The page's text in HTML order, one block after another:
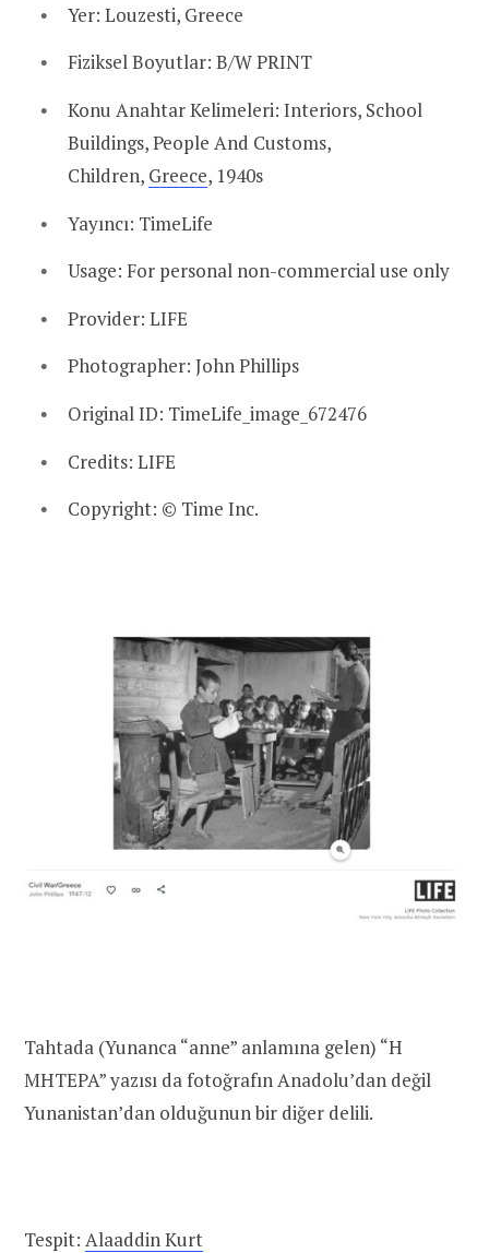
Yer: Louzesti, Greece
Fiziksel Boyutlar: B/W PRINT
Konu Anahtar Kelimeleri: Interiors, School
Buildings, People And Customs,
Children, Greece, 1940s
Yayıncı: TimeLife
Usage: For personal non-commercial use only
Provider: LIFE
Photographer: John Phillips
Original ID: TimeLife_image_672476
Credits: LIFE
Copyright: © Time Inc.
Tahtada (Yunanca “anne” anlamına gelen) “H
MHTEPA” yazısı da fotoğrafın Anadolu’dan değil
Yunanistan’dan olduğunun bir diğer delili.
Tespit: Alaaddin Kurt